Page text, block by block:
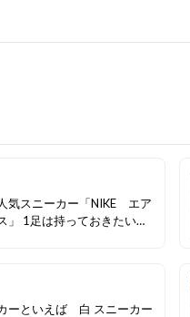
気スニーカー「NIKE エア
」 1足は持っておきたいス
ーといえば 白 スニーカー